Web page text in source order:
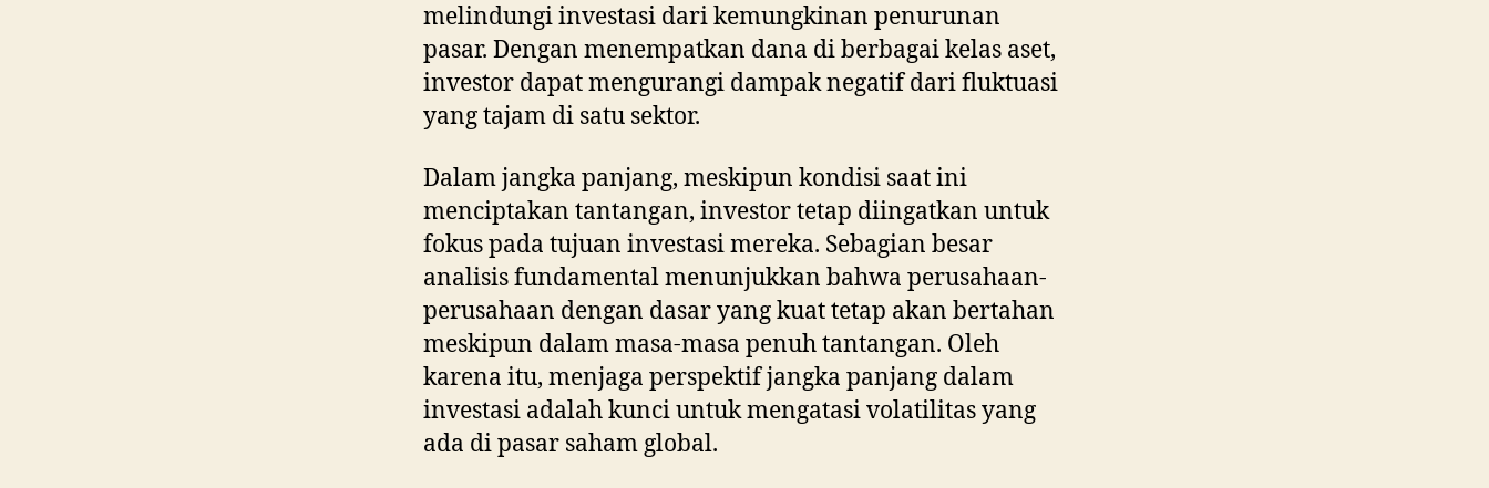
melindungi investasi dari kemungkinan penurunan
pasar. Dengan menempatkan dana di berbagai kelas aset,
investor dapat mengurangi dampak negatif dari fluktuasi
yang tajam di satu sektor.
Dalam jangka panjang, meskipun kondisi saat ini
menciptakan tantangan, investor tetap diingatkan untuk
fokus pada tujuan investasi mereka. Sebagian besar
analisis fundamental menunjukkan bahwa perusahaan-
perusahaan dengan dasar yang kuat tetap akan bertahan
meskipun dalam masa-masa penuh tantangan. Oleh
karena itu, menjaga perspektif jangka panjang dalam
investasi adalah kunci untuk mengatasi volatilitas yang
ada di pasar saham global.